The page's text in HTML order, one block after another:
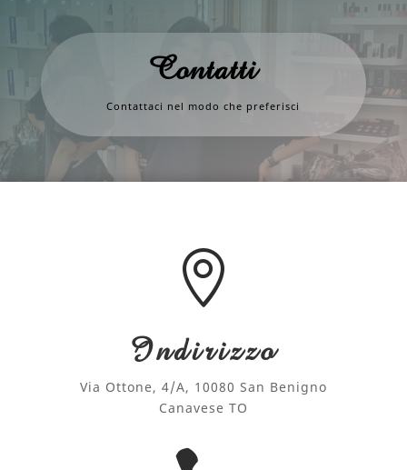
Contatti
Contattaci nel modo che preferisci

Indirizzo
Via Ottone, 4/A, 10080 San Benigno
Canavese TO